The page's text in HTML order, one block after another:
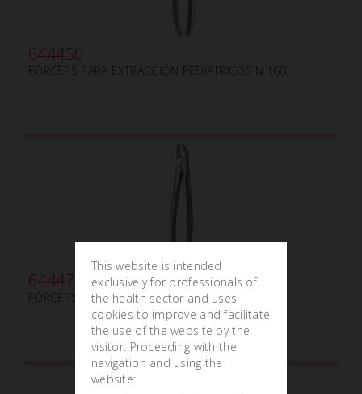
644450
FÓRCEPS PARA EXTRACCIÓN PEDIÁTRICOS N.160
644470
FÓRCEPS PARA EXTRACCIÓN PEDIÁTRICOS N. 40
This website is intended
exclusively for professionals of
the health sector and uses
cookies to improve and facilitate
the use of the website by the
visitor. Proceeding with the
navigation and using the
website: